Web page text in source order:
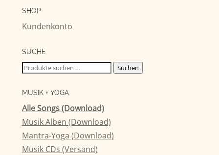
SHOP
Kundenkonto
SUCHE
Suchen
Suchen
MUSIK + YOGA
Alle Songs (Download)
Musik Alben (Download)
Mantra-Yoga (Download)
Musik CDs (Versand)